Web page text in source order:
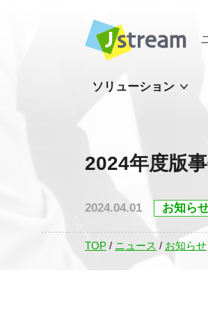
ソリューション
2024年度版
2024.04.01 お知ら
TOP / ニュース / お知らせ